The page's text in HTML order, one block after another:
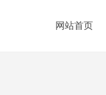
网站首页